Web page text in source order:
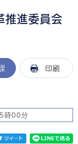
推進委員会
印刷
時00分